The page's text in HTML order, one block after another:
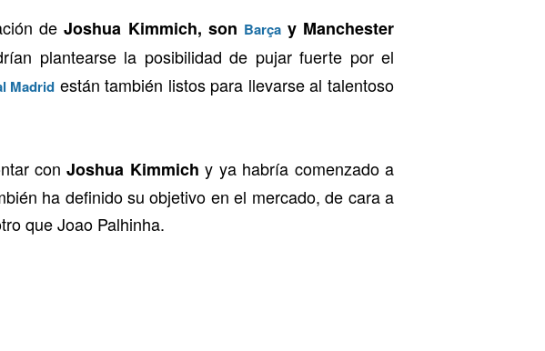
deJoshua Kimmich, son Barçay Manchester
plantearse la posibilidad de pujar fuerte por el
Madrid están también listos para llevarse al talentoso
conJoshua Kimmich y ya habría comenzado a
ha definido su objetivo en el mercado, de cara a
que Joao Palhinha.